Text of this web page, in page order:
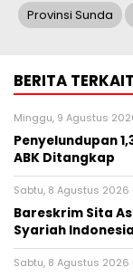
Provinsi Sunda
BERITA TERKAIT
Minggu, 9 Agustus
Penyelundupan
ABK Ditangkap
Sabtu, 8 Agustus 2026
Bareskrim Sita
Syariah Indonesia
Sabtu, 8 Agustus 2026